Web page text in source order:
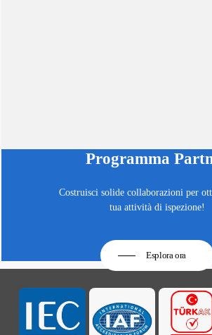
Programma
Costruisci solide collaborazioni per
tua attività di ispezione!
Esplora ora